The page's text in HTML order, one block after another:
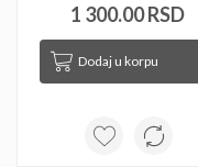
1 300.00 RSD
Dodaj u korpu